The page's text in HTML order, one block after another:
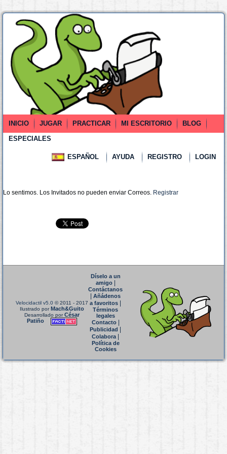
INICIO JUGAR PRACTICAR MI ESCRITORIO
BLOG
ESPECIALES
ESPAÑOL AYUDA REGISTRO LOGIN
Lo sentimos. Los Invitados no pueden enviar Correos. Registrar
Velocidactil v5.0 © 2011 - 2017
Ilustrado porMach&Guito
Desarrollado porCésar
Patiño
Díselo a un
amigo|
Contáctanos
Añádenos
a favoritos
Términos
legales
Contacto|
Publicidad
Colabora|
Política de
Cookies